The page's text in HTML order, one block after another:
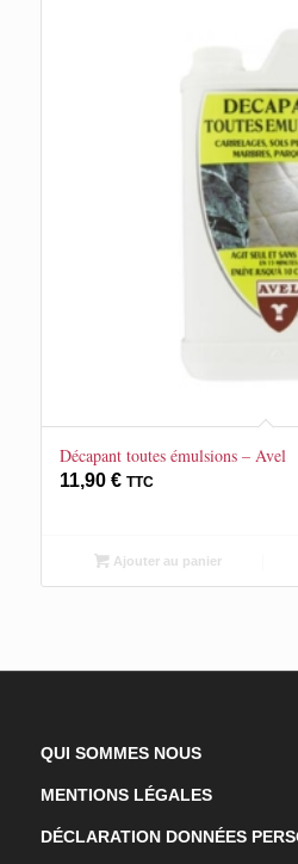
Décapant toutes émulsions – Avel
11,90 € TTC
Ajouter au panier
QUI SOMMES NOUS
MENTIONS LÉGALES
DÉCLARATION DONNÉES